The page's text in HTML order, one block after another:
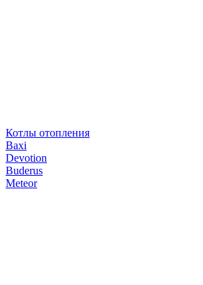
Котлы отопления
Baxi
Devotion
Buderus
Meteor